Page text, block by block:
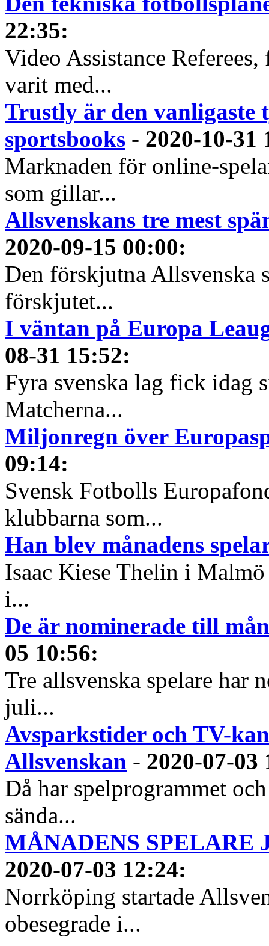
22:35:
Video Assistance
varit med...
Trustly är den vanligaste
sportsbooks - 2020-10-31
Marknaden för online-
som gillar...
Allsvenskans tre mest
2020-09-15 00:00:
Den förskjutna Allsvenska
förskjutet...
I väntan på Europa
08-31 15:52:
Fyra svenska lag fick idag
Matcherna...
Miljonregn över
09:14:
Svensk Fotbolls
klubbarna som...
Han blev månadens
Isaac Kiese Thelin i
i...
De är nominerade till
05 10:56:
Tre allsvenska spelare har
juli...
Avsparkstider och TV-
Allsvenskan - 2020-07-03
Då har spelprogrammet
sända...
MÅNADENS SPELARE
2020-07-03 12:24:
Norrköping startade
obesegrade i...